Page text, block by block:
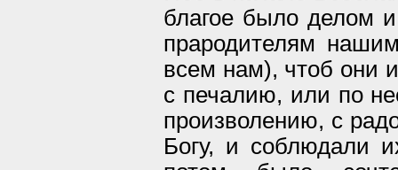
благое было делом
прародителям
всем нам), чтоб они
с печалию, или по
произволению, с
Богу, и соблюдали